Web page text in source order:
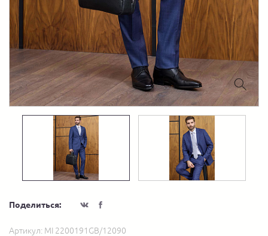
Поделиться:
Артикул: MI 2200191GB/12090